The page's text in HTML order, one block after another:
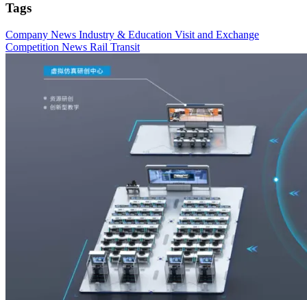
Tags
Company News Industry & Education Visit and Exchange
Competition News Rail Transit